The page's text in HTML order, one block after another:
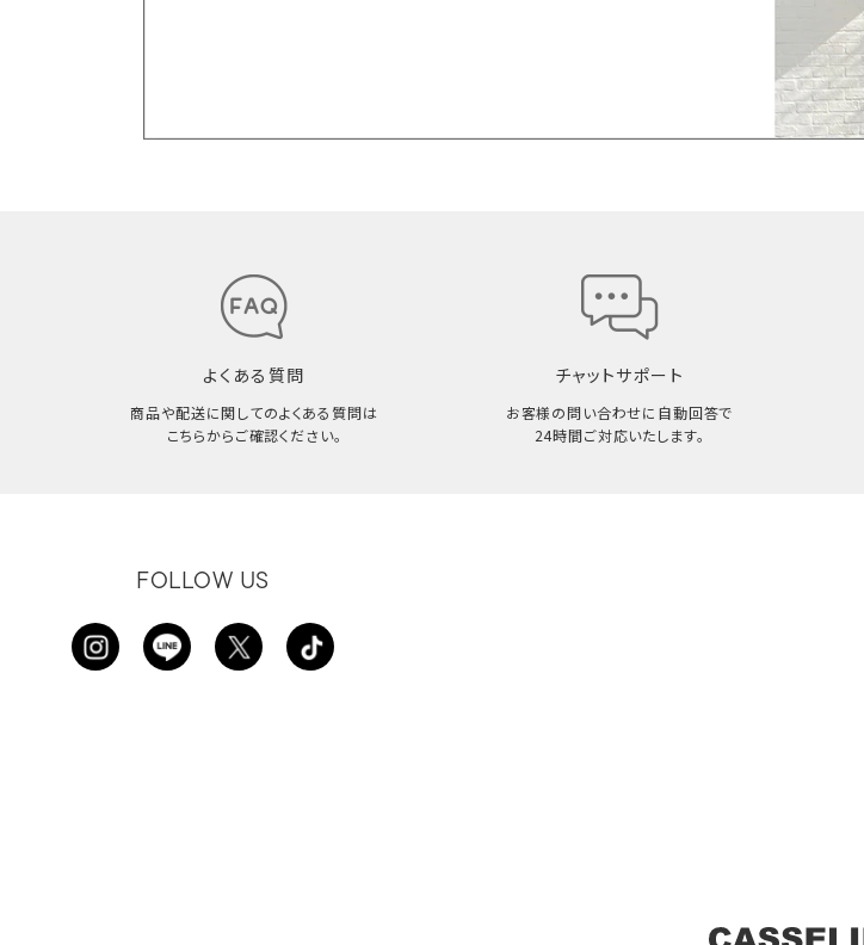
よくある質問
商品や配送に関してのよくある質問は
こちらからご確認ください。
チャットサポート
お客様の問い合わせに自動回答で
24時間ご対応いたします。
FOLLOW US